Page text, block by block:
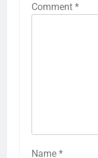
Comment *
Name *